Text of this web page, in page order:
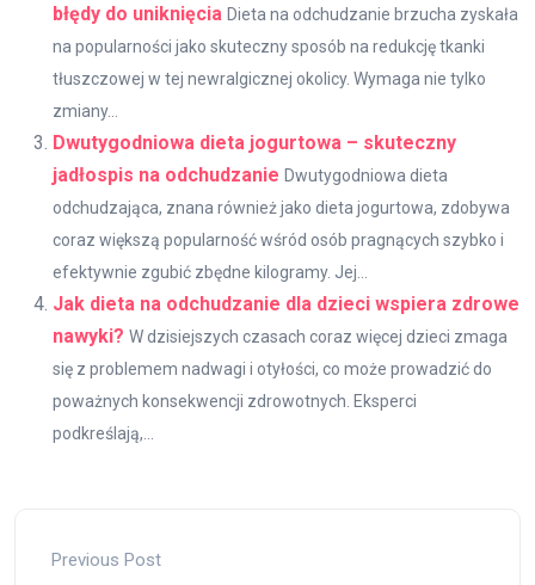
błędy do uniknięcia Dieta na odchudzanie brzucha zyskała
na popularności jako skuteczny sposób na redukcję tkanki
tłuszczowej w tej newralgicznej okolicy. Wymaga nie tylko
zmiany...
Dwutygodniowa dieta jogurtowa – skuteczny
jadłospis na odchudzanie Dwutygodniowa dieta
odchudzająca, znana również jako dieta jogurtowa, zdobywa
coraz większą popularność wśród osób pragnących szybko i
efektywnie zgubić zbędne kilogramy. Jej...
Jak dieta na odchudzanie dla dzieci wspiera zdrowe
nawyki? W dzisiejszych czasach coraz więcej dzieci zmaga
się z problemem nadwagi i otyłości, co może prowadzić do
poważnych konsekwencji zdrowotnych. Eksperci
podkreślają,...
Previous Post